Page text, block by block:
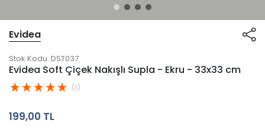
Evidea
Stok Kodu: DST037
Evidea Soft Çiçek Nakışlı Supla - Ekru - 33x33 cm
(1)
199,00 TL